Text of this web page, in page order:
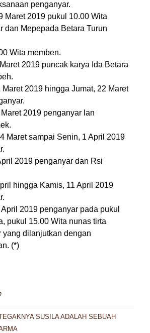
penganyar.
Maret 2019 pukul 10.00 Wita
dan Mepepada Betara Turun
Wita memben.
2019 puncak karya Ida Betara
Maret 2019 hingga Jumat, 22 Maret
2019 penganyar lan
Maret sampai Senin, 1 April 2019
2019 penganyar dan Rsi
hingga Kamis, 11 April 2019
2019 penganyar pada pukul
pukul 15.00 Wita nunas tirta
yang dilanjutkan dengan
(*)
SUSILA ADALAH SEBUAH